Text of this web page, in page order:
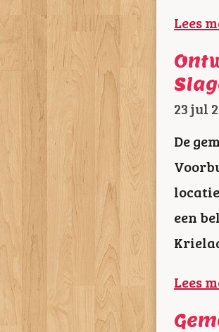
Lees
23 jul
De
een
Lees